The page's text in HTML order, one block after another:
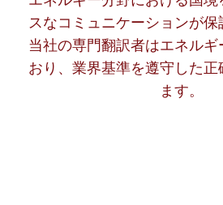
スなコミュニケーションが保
当社の専門翻訳者はエネルギ
おり、業界基準を遵守した正
ます。